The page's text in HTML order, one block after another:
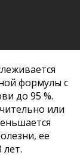
формулы с
до 95 %.
или
ее